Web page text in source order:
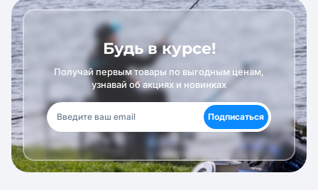
Будь в курсе!
Получай первым товары по выгодным ценам,
узнавай об акциях и новинках
Подписаться